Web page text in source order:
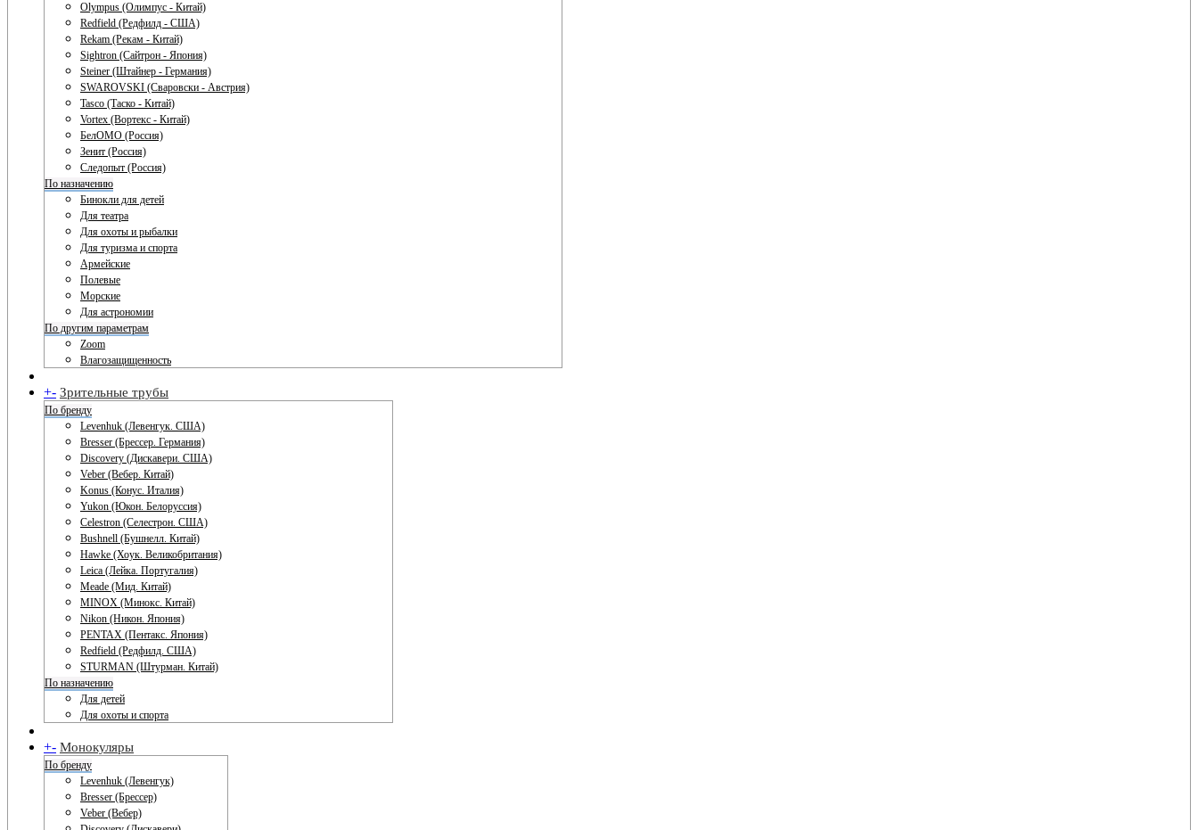
Olympus (Олимпус - Китай)
Redfield (Редфилд - США)
Rekam (Рекам - Китай)
Sightron (Сайтрон - Япония)
Steiner (Штайнер - Германия)
SWAROVSKI (Сваровски - Австрия)
Tasco (Таско - Китай)
Vortex (Вортекс - Китай)
БелОМО (Россия)
Зенит (Россия)
Следопыт (Россия)
По назначению
Бинокли для детей
Для театра
Для охоты и рыбалки
Для туризма и спорта
Армейские
Полевые
Морские
Для астрономии
По другим параметрам
Zoom
Влагозащищенность
+- Зрительные трубы
По бренду
Levenhuk (Левенгук. США)
Bresser (Брессер. Германия)
Discovery (Дискавери. США)
Veber (Вебер. Китай)
Konus (Конус. Италия)
Yukon (Юкон. Белоруссия)
Celestron (Селестрон. США)
Bushnell (Бушнелл. Китай)
Hawke (Хоук. Великобритания)
Leica (Лейка. Португалия)
Meade (Мид. Китай)
MINOX (Минокс. Китай)
Nikon (Никон. Япония)
PENTAX (Пентакс. Япония)
Redfield (Редфилд. США)
STURMAN (Штурман. Китай)
По назначению
Для детей
Для охоты и спорта
+- Монокуляры
По бренду
Levenhuk (Левенгук)
Bresser (Брессер)
Veber (Вебер)